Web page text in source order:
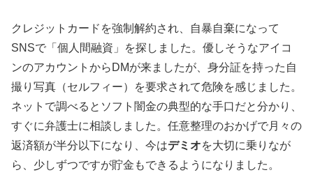
クレジットカードを強制解約され、自暴自棄になって
SNSで「個人間融資」を探しました。優しそうなアイコ
ンのアカウントからDMが来ましたが、身分証を持った自
撮り写真（セルフィー）を要求されて危険を感じました。
ネットで調べるとソフト闇金の典型的な手口だと分かり、
すぐに弁護士に相談しました。任意整理のおかげで月々の
返済額が半分以下になり、今はデミオを大切に乗りなが
ら、少しずつですが貯金もできるようになりました。